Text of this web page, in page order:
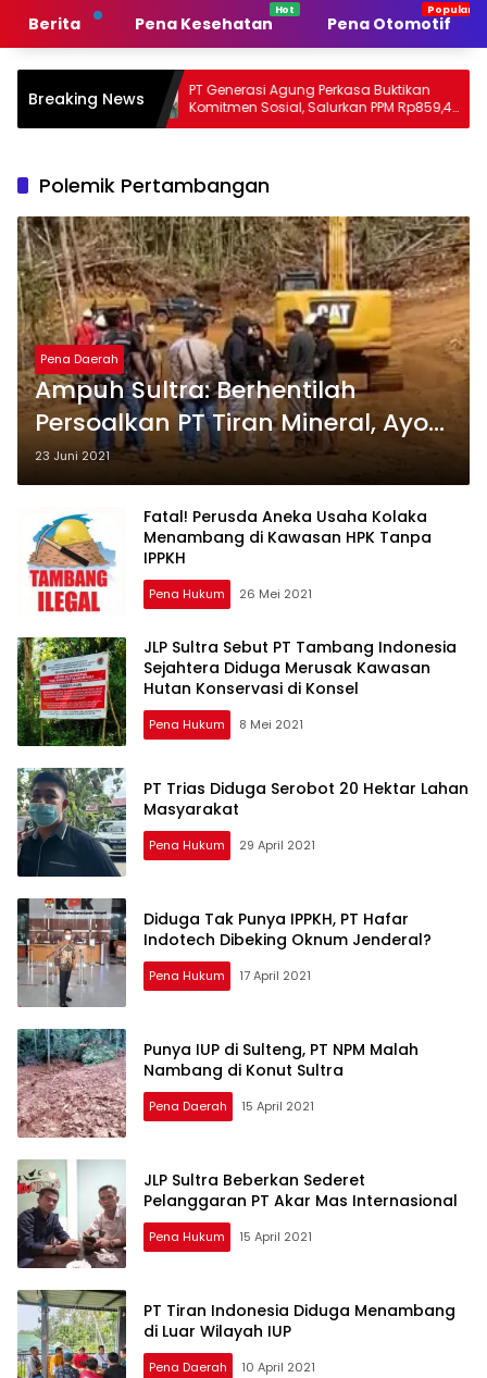
Berita Pena Kesehatan Pena Otomotif
Breaking NewsPT Generasi Agung Perkasa Buktikan
Komitmen Sosial, Salurkan PPM Rp859,4
Juta untuk Masyarakat Lingkar
Tanpa
Sultra
Polemik Pertambangan
Pena Daerah
Ampuh Sultra: Berhentilah
Persoalkan PT Tiran Mineral, Ayo
Usut Penambang Ilegal
Sebelumnya
23 Juni 2021
Fatal! Perusda Aneka Usaha Kolaka
Menambang di Kawasan HPK Tanpa
IPPKH
Pena Hukum 26 Mei 2021
JLP Sultra Sebut PT Tambang Indonesia
Sejahtera Diduga Merusak Kawasan
Hutan Konservasi di Konsel
Pena Hukum 8 Mei 2021
PT Trias Diduga Serobot 20 Hektar Lahan
Masyarakat
Pena Hukum 29 April 2021
Diduga Tak Punya IPPKH, PT Hafar
Indotech Dibeking Oknum Jenderal?
Pena Hukum 17 April 2021
Punya IUP di Sulteng, PT NPM Malah
Nambang di Konut Sultra
Pena Daerah 15 April 2021
JLP Sultra Beberkan Sederet
Pelanggaran PT Akar Mas Internasional
Pena Hukum 15 April 2021
PT Tiran Indonesia Diduga Menambang
di Luar Wilayah IUP
Pena Daerah 10 April 2021